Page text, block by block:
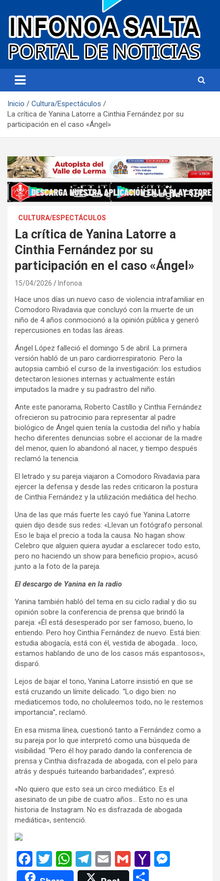
Infonoa Salta
Inicio
Cultura/Espectáculos
La crítica de Yanina Latorre a Cinthia Fernández por su
participación en el caso «Ángel»
CULTURA/ESPECTÁCULOS
La crítica de Yanina Latorre a
Cinthia Fernández por su
participación en el caso «Ángel»
15/04/2026 Infonoa
Hace unos días un nuevo caso de violencia intrafamiliar en
Comodoro Rivadavia que concluyó con la muerte de un
niño de 4 años conmocionó a la opinión pública y generó
repercusiones en todas las áreas.
Ángel López falleció el domingo 5 de abril. La primera
versión habló de un paro cardiorrespiratorio. Pero la
autopsia cambió el curso de la investigación: los estudios
detectaron lesiones internas y actualmente están
imputados la madre y su padrastro del niño.
Ante este panorama, Roberto Castillo y Cinthia Fernández
ofrecieron su patrocinio para representar al padre
biológico de Ángel quien tenía la custodia del niño y había
hecho diferentes denuncias sobre el accionar de la madre
del menor, quien lo abandonó al nacer, y tiempo después
reclamó la tenencia.
El letrado y su pareja viajaron a Comodoro Rivadavia para
ejercer la defensa y desde las redes criticaron la postura
de Cinthia Fernández y la utilización mediática del hecho.
Una de las que más fuerte les cayó fue Yanina Latorre
quien dijo desde sus redes: «Llevan un fotógrafo personal.
Eso le baja el precio a toda la causa. No hagan show.
Celebro que alguien quiera ayudar a esclarecer todo esto,
pero no haciendo un show para beneficio propio», acusó
junto a la foto de la pareja.
El descargo de Yanina en la radio
Yanina también habló del tema en su ciclo radial y dio su
opinión sobre la conferencia de prensa que brindó la
pareja: «Él está desesperado por ser famoso, bueno, lo
entiendo. Pero hoy Cinthia Fernández de nuevo. Está bien:
estudia abogacía, está con él, vestida de abogada… loco,
estamos hablando de uno de los casos más espantosos»,
disparó.
Lejos de bajar el tono, Yanina Latorre insistió en que se
está cruzando un límite delicado. “Lo digo bien: no
mediaticemos todo, no choluleemos todo, no le restemos
importancia”, reclamó.
En esa misma línea, cuestionó tanto a Fernández como a
su pareja por lo que interpretó como una búsqueda de
visibilidad. “Pero él hoy parado dando la conferencia de
prensa y Cinthia disfrazada de abogada, con el pelo para
atrás y después tuiteando barbaridades”, expresó.
«No quiero que esto sea un circo mediático. Es el
asesinato de un pibe de cuatro años… Esto no es una
historia de Instagram. No es disfrazada de abogada
mediática», sentenció.
F
a
T
wi
W
h
T
el
E
m
G
m
Y